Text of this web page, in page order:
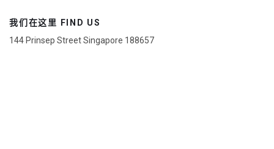
我们在这里 FIND US
144 Prinsep Street Singapore 188657